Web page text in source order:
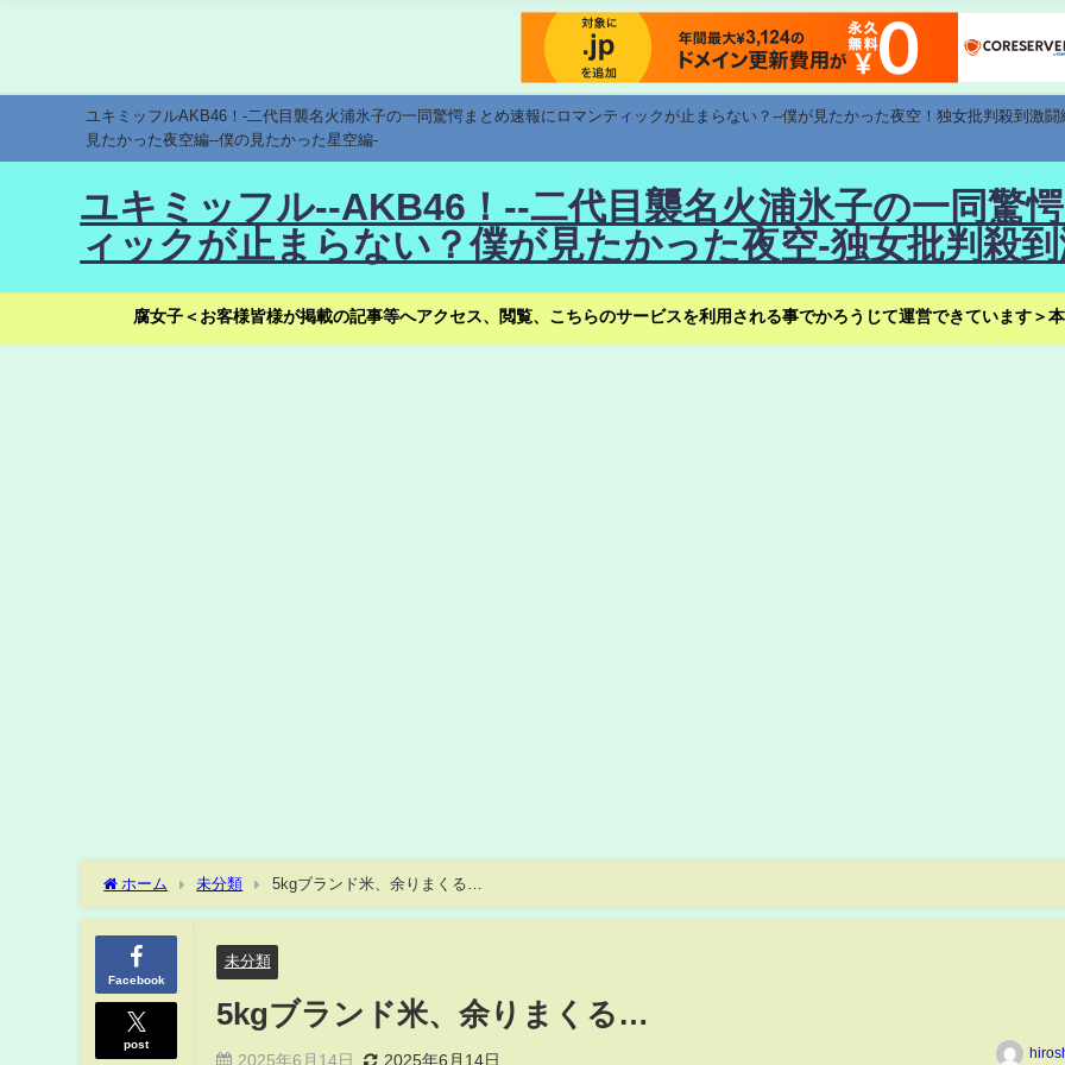
ユキミッフルAKB46！-二代目襲名火浦氷子の一同驚愕まとめ速報にロマンティックが止まらない？--僕が見たかった夜空！独女批判殺到激
見たかった夜空編--僕の見たかった星空編-
ユキミッフル--AKB46！--二代目襲名火浦氷子の一同驚
ィックが止まらない？僕が見たかった夜空-独女批判殺
腐女子＜お客様皆様が掲載の記事等へアクセス、閲覧、こちらのサービスを利用される事でかろうじて運営できています＞
ホーム 未分類 5kgブランド米、余りまくる…
Facebook
post
未分類
5kgブランド米、余りまくる…
2025年6月14日 2025年6月14日